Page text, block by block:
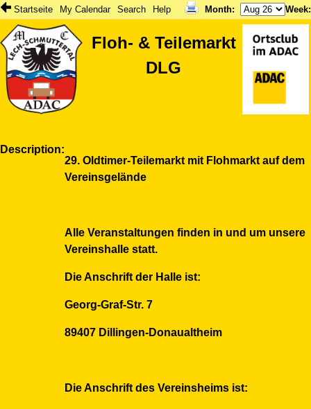
Startseite My Calendar Search Help Month: Week
Floh- & Teilemarkt
DLG
Description
29. Oldtimer-Teilemarkt mit Flohmarkt auf dem
Vereinsgelände
Alle Veranstaltungen finden in und um unsere
Vereinshalle statt.
Die Anschrift der Halle ist:
Georg-Graf-Str. 7
89407 Dillingen-Donaualtheim
Die Anschrift des Vereinsheims ist: ​​​